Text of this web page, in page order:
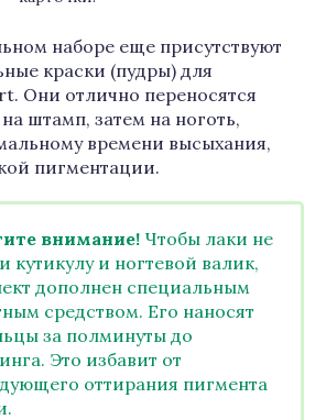
наборе еще присутствуют
краски (пудры) для
Они отлично переносятся
штамп, затем на ноготь,
времени высыхания,
пигментации.
внимание! Чтобы лаки не
кутикулу и ногтевой валик,
дополнен специальным
средством. Его наносят
за полминуты до
Это избавит от
оттирания пигмента